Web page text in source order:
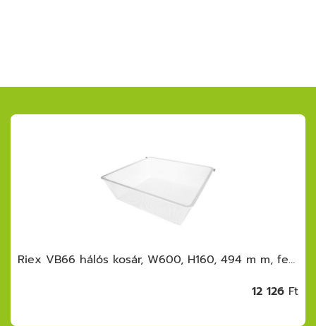
Riex VB66 hálós kosár, W600, H160, 494 m m, fehér
12 126 Ft